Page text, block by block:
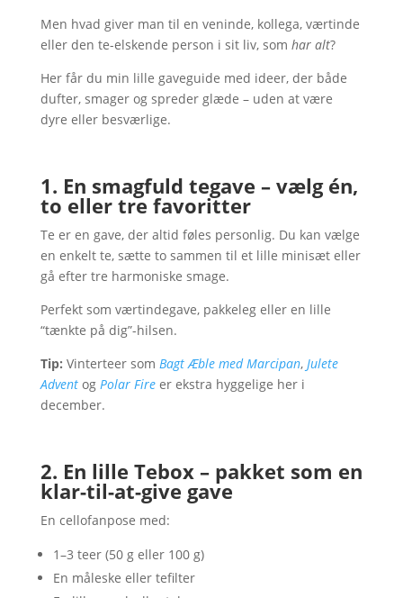
Men hvad giver man til en veninde, kollega, værtinde
eller den te-elskende person i sit liv, som har alt?
Her får du min lille gaveguide med ideer, der både
dufter, smager og spreder glæde – uden at være
dyre eller besværlige.
1. En smagfuld tegave – vælg én,
to eller tre favoritter
Te er en gave, der altid føles personlig. Du kan vælge
en enkelt te, sætte to sammen til et lille minisæt eller
gå efter tre harmoniske smage.
Perfekt som værtindegave, pakkeleg eller en lille
“tænkte på dig”-hilsen.
Tip: Vinterteer som Bagt Æble med Marcipan, Julete
Adventog Polar Fireer ekstra hyggelige her i
december.
2. En lille Tebox – pakket som en
klar-til-at-give gave
En cellofanpose med:
1–3 teer (50 g eller 100 g)
En måleske eller tefilter